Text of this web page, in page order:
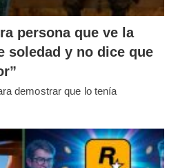
persona que ve la
soledad y no dice que
demostrar que lo tenía